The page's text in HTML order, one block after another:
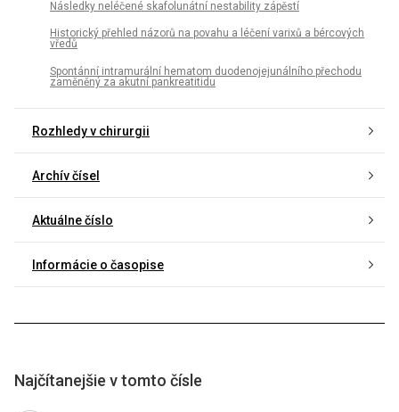
Následky neléčené skafolunátní nestability zápěstí
Historický přehled názorů na povahu a léčení varixů a bércových
vředů
Spontánní intramurální hematom duodenojejunálního přechodu
zaměněný za akutní pankreatitidu
Rozhledy v chirurgii
Archív čísel
Aktuálne číslo
Informácie o časopise
Najčítanejšie v tomto čísle